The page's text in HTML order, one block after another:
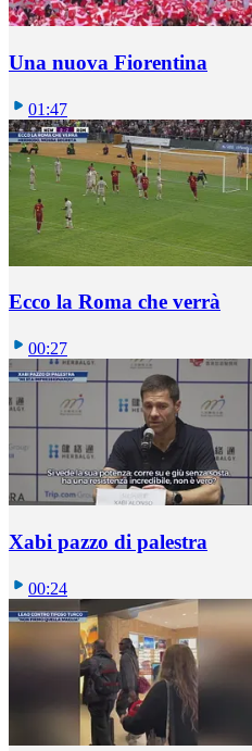
Una nuova Fiorentina
01:47
Ecco la Roma che verrà
00:27
Xabi pazzo di palestra
00:24